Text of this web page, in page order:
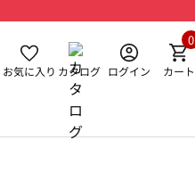
お気に入り カタログ ログイン カート
0